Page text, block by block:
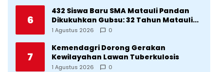
6
432 Siswa Baru SMA Matauli Pandan
Dikukuhkan Gubsu: 32 Tahun Matauli
Cetak SDM Unggul
1 Agustus 2026 0
7
Kemendagri Dorong Gerakan
Kewilayahan Lawan Tuberkulosis
1 Agustus 2026 0